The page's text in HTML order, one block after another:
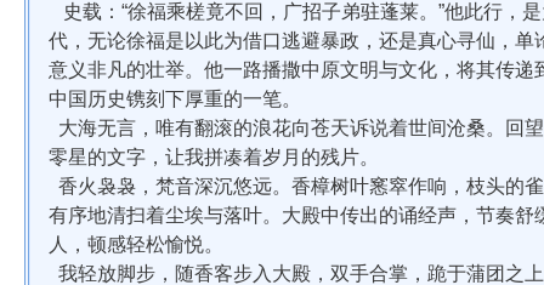
史载：“徐福乘槎竟不回，广招子弟驻蓬莱。”他此行，
代，无论徐福是以此为借口逃避暴政，还是真心寻仙，
意义非凡的壮举。他一路播撒中原文明与文化，将其传
中国历史镌刻下厚重的一笔。
大海无言，唯有翻滚的浪花向苍天诉说着世间沧桑。回
零星的文字，让我拼凑着岁月的残片。
香火袅袅，梵音深沉悠远。香樟树叶窸窣作响，枝头的
有序地清扫着尘埃与落叶。大殿中传出的诵经声，节奏
人，顿感轻松愉悦。
我轻放脚步，随香客步入大殿，双手合掌，跪于蒲团之